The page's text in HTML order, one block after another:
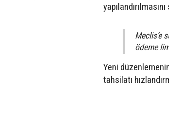
Meclis’e
ödeme
Yeni
tahsilatı